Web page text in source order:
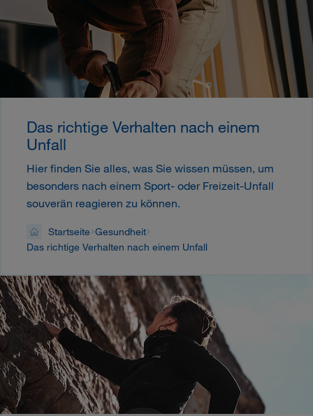
Das richtige Verhalten nach einem
Unfall
Hier finden Sie alles, was Sie wissen müssen, um
besonders nach einem Sport- oder Freizeit-Unfall
souverän reagieren zu können.
Startseite Gesundheit
Das richtige Verhalten nach einem Unfall